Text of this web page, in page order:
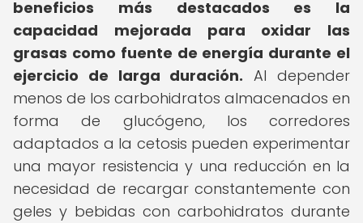
beneficios más destacados es la
capacidad mejorada para oxidar las
grasas como fuente de energía durante el
ejercicio de larga duración. Al depender
menos de los carbohidratos almacenados en
forma de glucógeno, los corredores
adaptados a la cetosis pueden experimentar
una mayor resistencia y una reducción en la
necesidad de recargar constantemente con
geles y bebidas con carbohidratos durante